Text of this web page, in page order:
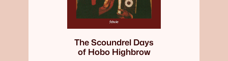
The Scoundrel Days
of Hobo Highbrow